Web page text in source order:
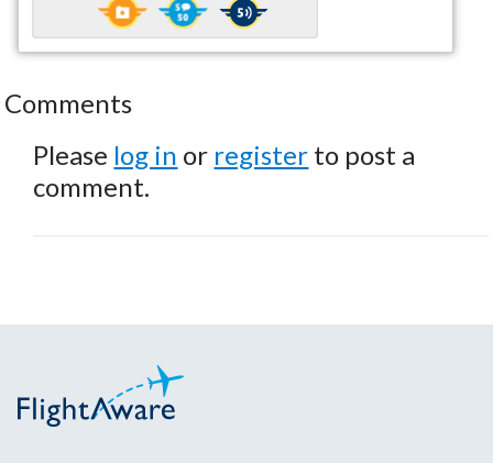
Comments
Please log in or register to post a
comment.